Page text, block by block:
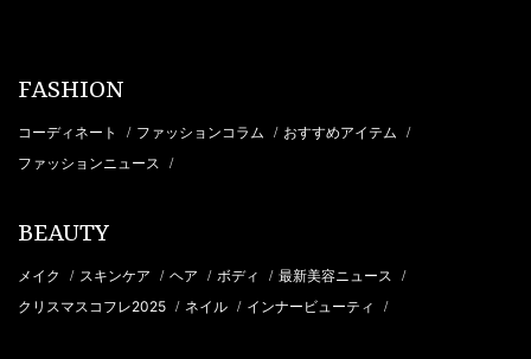
FASHION
コーディネート / ファッションコラム / おすすめアイテム /
ファッションニュース /
BEAUTY
メイク / スキンケア / ヘア / ボディ / 最新美容ニュース /
クリスマスコフレ2025 / ネイル / インナービューティ /